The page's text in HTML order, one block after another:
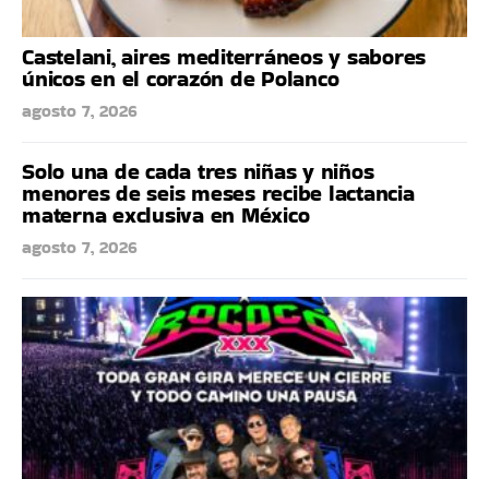
Castelani, aires mediterráneos y sabores
únicos en el corazón de Polanco
agosto 7, 2026
Solo una de cada tres niñas y niños
menores de seis meses recibe lactancia
materna exclusiva en México
agosto 7, 2026